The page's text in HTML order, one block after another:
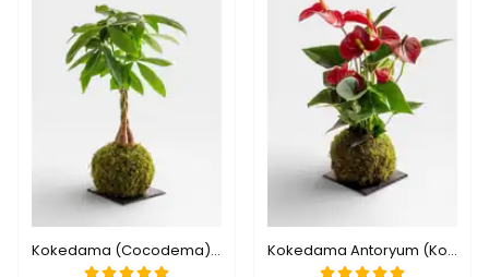
Kokedama (Cocodema) Pachira Masa Boy Kokedama Antoryum (Kokodema Anthurium)